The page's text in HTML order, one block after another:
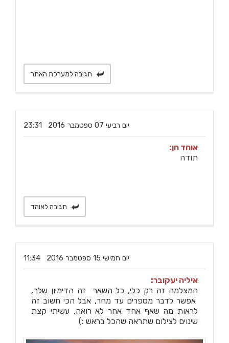
תגובה למערכת האתר
תגובה לאוהד
‏יום רביעי ‏07 ‏ספטמבר ‏2016 23:31
אוהד חן:
תודה
‏יום חמישי ‏15 ‏ספטמבר ‏2016 11:34
איליה יעקובר:
המצלמה זה רק כלי, כל השאר זה הדימיון שלך,
אפשר לדבר מספרים עד מחר, אבל הכי חשוב זה
לראות מה שאף אחד אחר לא רואה, עשיתי קצת
שינוים לצילום שתראה שהכל בראש :)